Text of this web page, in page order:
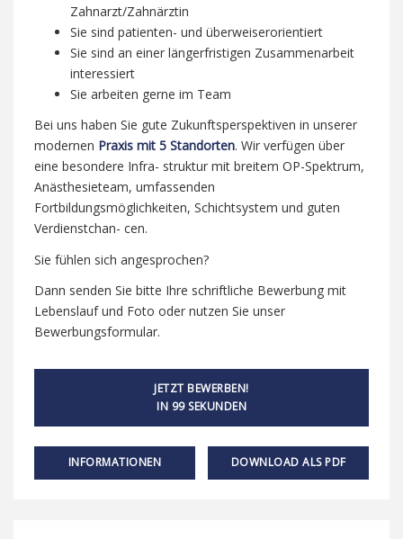
Zahnarzt/Zahnärztin
Sie sind patienten- und überweiserorientiert
Sie sind an einer längerfristigen Zusammenarbeit
interessiert
Sie arbeiten gerne im Team
Bei uns haben Sie gute Zukunftsperspektiven in unserer
modernen Praxis mit 5 Standorten. Wir verfügen über
eine besondere Infra- struktur mit breitem OP-Spektrum,
Anästhesieteam, umfassenden
Fortbildungsmöglichkeiten, Schichtsystem und guten
Verdienstchan- cen.
Sie fühlen sich angesprochen?
Dann senden Sie bitte Ihre schriftliche Bewerbung mit
Lebenslauf und Foto oder nutzen Sie unser
Bewerbungsformular.
JETZT BEWERBEN!
IN 99 SEKUNDEN
INFORMATIONEN DOWNLOAD ALS PDF